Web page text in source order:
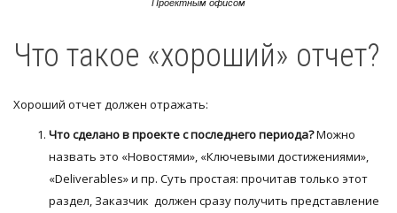
Проектным офисом
Что такое «хороший» отчет?
Хороший отчет должен отражать:
Что сделано в проекте с последнего периода?Можно
назвать это «Новостями», «Ключевыми достижениями»,
«Deliverables» и пр. Суть простая: прочитав только этот
раздел, Заказчик должен сразу получить представление